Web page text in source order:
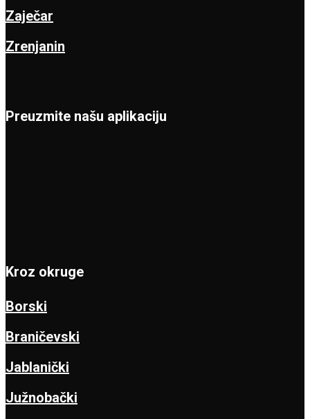
Zaječar
Zrenjanin
Preuzmite našu aplikaciju
Kroz okruge
Borski
Braničevski
Jablanički
Južnobački